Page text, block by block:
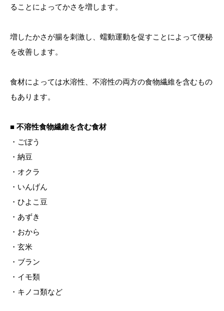
ることによってかさを増します。
増したかさが腸を刺激し、蠕動運動を促すことによって便秘
を改善します。
食材によっては水溶性、不溶性の両方の食物繊維を含むもの
もあります。
■ 不溶性食物繊維を含む食材
・ごぼう
・納豆
・オクラ
・いんげん
・ひよこ豆
・あずき
・おから
・玄米
・ブラン
・イモ類
・キノコ類など